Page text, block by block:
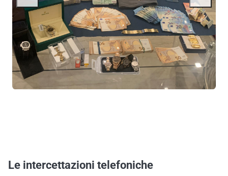
Le intercettazioni telefoniche